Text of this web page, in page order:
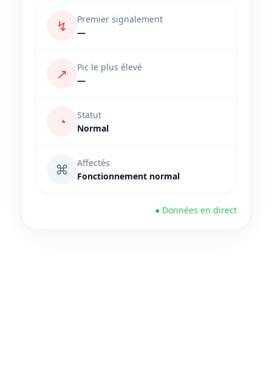
↯
Premier signalement
—
↗
Pic le plus élevé
—
◔
Statut
Normal
⌘
Affectés
Fonctionnement normal
● Données en direct